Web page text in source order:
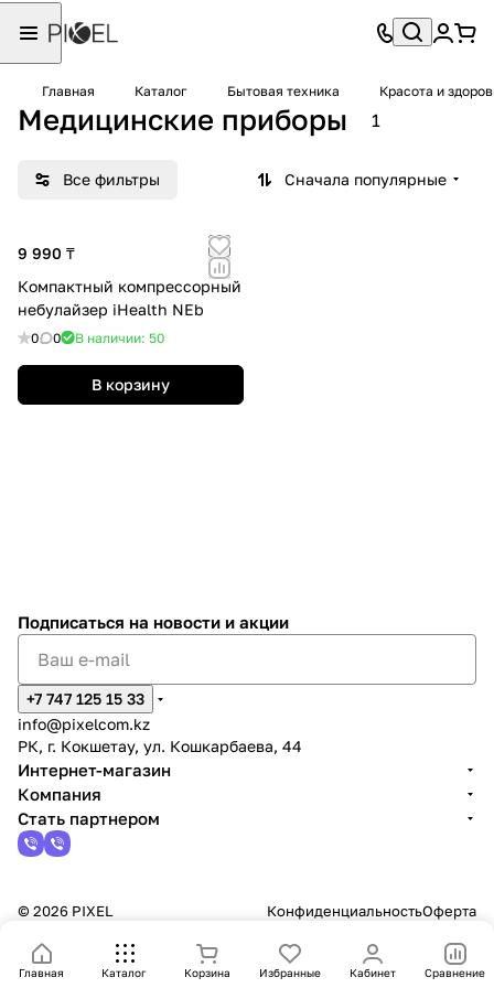
Главная Каталог Бытовая техника Красота и
Медицинские приборы 1
Все фильтры Сначала популярные
9 990 ₸
Компактный компрессорный
небулайзер iHealth NEb
0 0 В наличии: 50
В корзину
Главная Каталог Корзина Избранные Кабинет Сравнение
Подписаться на новости и акции
+7 747 125 15 33
info@pixelcom.kz
РК, г. Кокшетау, ул. Кошкарбаева, 44
Интернет-магазин
Компания
Стать партнером
© 2026 PIXEL КонфиденциальностьОферта